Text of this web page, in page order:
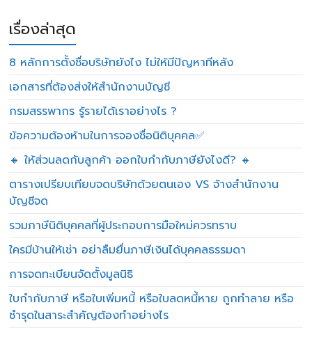
เรื่องล่าสุด
8 หลักการตั้งชื่อบริษัทยังไง ไม่ให้มีปัญหาทีหลัง
เอกสารที่ต้องส่งให้สำนักงานบัญชี
กรมสรรพากร รู้รายได้เราอย่างไร ?
ข้อความต้องห้ามในการจองชื่อนิติบุคคล✅
🔸 ให้ส่วนลดกับลูกค้า ออกใบกำกับภาษียังไงดี? 🔸
ตารางเปรียบเทียบจดบริษัทด้วยตนเอง VS จ้างสำนักงาน
บัญชีจด
รวมภาษีนิติบุคคลที่ผู้ประกอบการมือใหม่ควรทราบ
ใครมีบ้านให้เช่า อย่าลืมยื่นภาษีเงินได้บุคคลธรรมดา
การจดทะเบียนจัดตั้งมูลนิธิ
ใบกำกับภาษี หรือใบเพิ่มหนี้ หรือใบลดหนี้หาย ถูกทำลาย หรือ
ชำรุดในสาระสำคัญต้องทำอย่างไร